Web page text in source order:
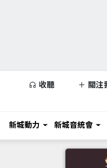
收聽 關注
新城動力 新城音統會